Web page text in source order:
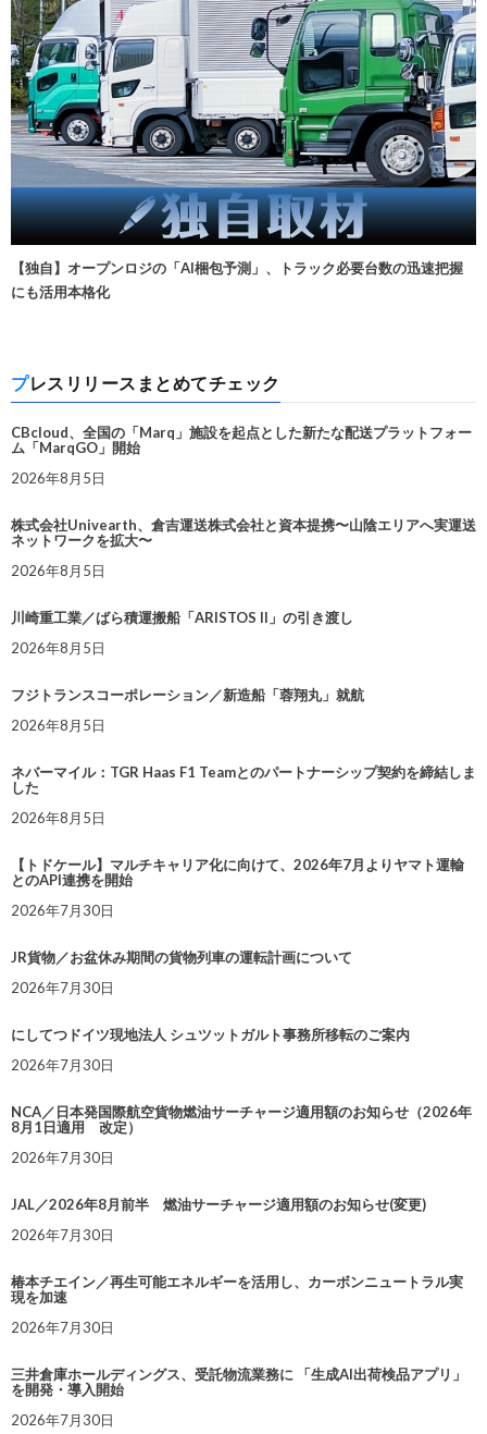
【独自】オープンロジの「AI梱包予測」、トラック必要台数の迅速把握
にも活用本格化
プレスリリースまとめてチェック
CBcloud、全国の「Marq」施設を起点とした新たな配送プラットフォー
ム「MarqGO」開始
2026年8月5日
株式会社Univearth、倉吉運送株式会社と資本提携〜山陰エリアへ実運送
ネットワークを拡大〜
2026年8月5日
川崎重工業／ばら積運搬船「ARISTOS II」の引き渡し
2026年8月5日
フジトランスコーポレーション／新造船「蓉翔丸」就航
2026年8月5日
ネバーマイル：TGR Haas F1 Teamとのパートナーシップ契約を締結しま
した
2026年8月5日
【トドケール】マルチキャリア化に向けて、2026年7月よりヤマト運輸
とのAPI連携を開始
2026年7月30日
JR貨物／お盆休み期間の貨物列車の運転計画について
2026年7月30日
にしてつドイツ現地法人 シュツットガルト事務所移転のご案内
2026年7月30日
NCA／日本発国際航空貨物燃油サーチャージ適用額のお知らせ（2026年
8月1日適用 改定）
2026年7月30日
JAL／2026年8月前半 燃油サーチャージ適用額のお知らせ(変更)
2026年7月30日
椿本チエイン／再生可能エネルギーを活用し、カーボンニュートラル実
現を加速
2026年7月30日
三井倉庫ホールディングス、受託物流業務に 「生成AI出荷検品アプリ」
を開発・導入開始
2026年7月30日